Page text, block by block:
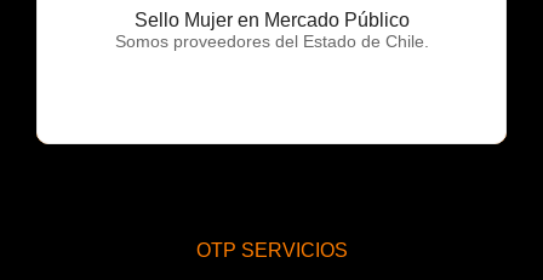
Sello Mujer en Mercado Público
Somos proveedores del Estado de Chile.
OTP Servicios
OTP SERVICIOS